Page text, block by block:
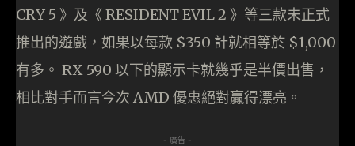
CRY 5 》及《 RESIDENT EVIL 2 》等三款未正式
推出的遊戲，如果以每款 $350 計就相等於 $1,000
有多。 RX 590 以下的顯示卡就幾乎是半價出售，
相比對手而言今次 AMD 優惠絕對贏得漂亮。
- 廣告 -